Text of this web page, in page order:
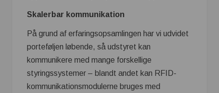
Skalerbar kommunikation
På grund af erfaringsopsamlingen har vi udvidet
porteføljen løbende, så udstyret kan
kommunikere med mange forskellige
styringssystemer – blandt andet kan RFID-
kommunikationsmodulerne bruges med